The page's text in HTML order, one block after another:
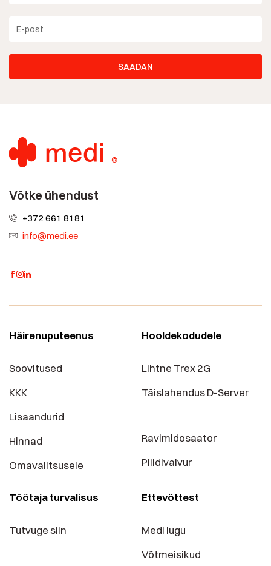
Võtke ühendust
+372 661 8181
info@medi.ee
Häirenuputeenus
Soovitused
KKK
Lisaandurid
Hinnad
Omavalitsusele
Hooldekodudele
Lihtne Trex 2G
Täislahendus D-Server
Ravimidosaator
Pliidivalvur
Töötaja turvalisus
Tutvuge siin
Ettevõttest
Medi lugu
Võtmeisikud